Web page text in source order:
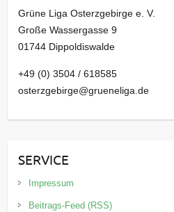
Grüne Liga Osterzgebirge e. V.
Große Wassergasse 9
01744 Dippoldiswalde
+49 (0) 3504 / 618585
osterzgebirge@grueneliga.de
SERVICE
Impressum
Beitrags-Feed (RSS)